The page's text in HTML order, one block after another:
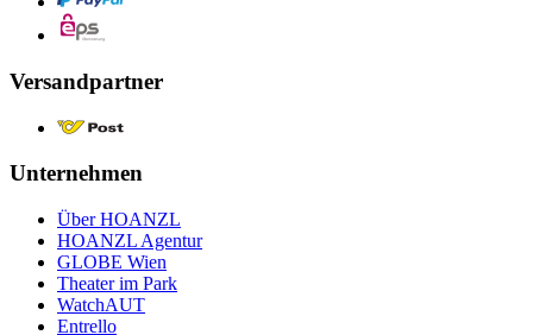
Versandpartner
Unternehmen
Über HOANZL
HOANZL Agentur
GLOBE Wien
Theater im Park
WatchAUT
Entrello